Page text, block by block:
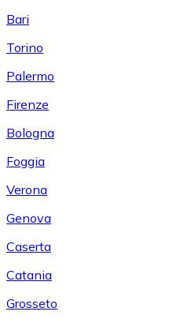
Bari
Torino
Palermo
Firenze
Bologna
Foggia
Verona
Genova
Caserta
Catania
Grosseto